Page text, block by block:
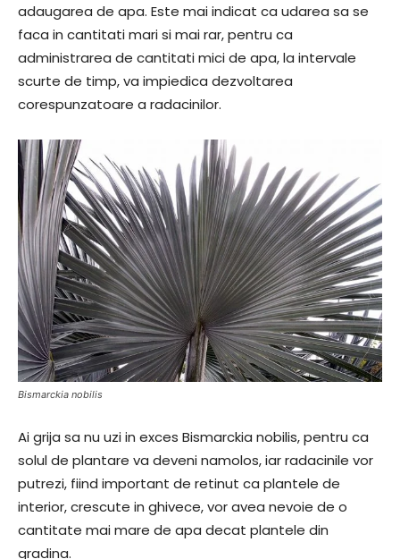
adaugarea de apa. Este mai indicat ca udarea sa se
faca in cantitati mari si mai rar, pentru ca
administrarea de cantitati mici de apa, la intervale
scurte de timp, va impiedica dezvoltarea
corespunzatoare a radacinilor.
Bismarckia nobilis
Ai grija sa nu uzi in exces Bismarckia nobilis, pentru ca
solul de plantare va deveni namolos, iar radacinile vor
putrezi, fiind important de retinut ca plantele de
interior, crescute in ghivece, vor avea nevoie de o
cantitate mai mare de apa decat plantele din
gradina.